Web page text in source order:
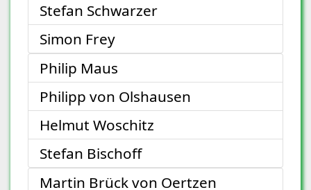
Stefan Schwarzer
Simon Frey
Philip Maus
Philipp von Olshausen
Helmut Woschitz
Stefan Bischoff
Martin Brück von Oertzen